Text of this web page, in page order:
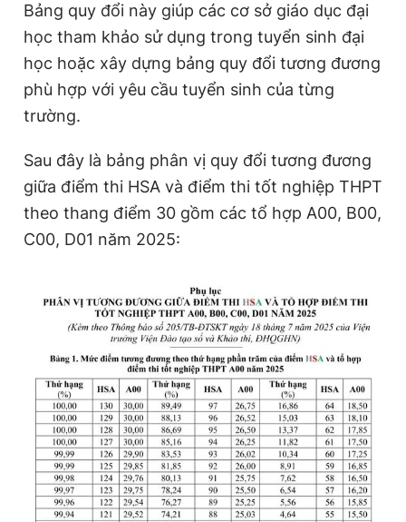
Theo dõi báo trên
0906 645 777 0908 780 404
Đặt báo Quảng cáo RSS Tòa soạn Chính sách bảo
Tổng biên tập: Nguyễn Ngọc Toàn
Phó tổng biên tập: Trần Việt Hưng
Tổng thư ký tòa soạn: Đức Trung
Giấy phép xuất bản số 110/GP - BTTTT cấp ngày 24.3.2020
© 2003-2026 Bản quyền thuộc về Báo Thanh Niên. Cấm sao
chép dưới mọi hình thức nếu không có sự chấp thuận bằng văn
bản. Phát triển bởi ePi Technologies, JSC.
Bảng quy đổi này giúp các cơ sở giáo dục đại
học tham khảo sử dụng trong tuyển sinh đại
học hoặc xây dựng bảng quy đổi tương đương
phù hợp với yêu cầu tuyển sinh của từng
trường.
Sau đây là bảng phân vị quy đổi tương đương
giữa điểm thi HSA và điểm thi tốt nghiệp THPT
theo thang điểm 30 gồm các tổ hợp A00, B00,
C00, D01 năm 2025: